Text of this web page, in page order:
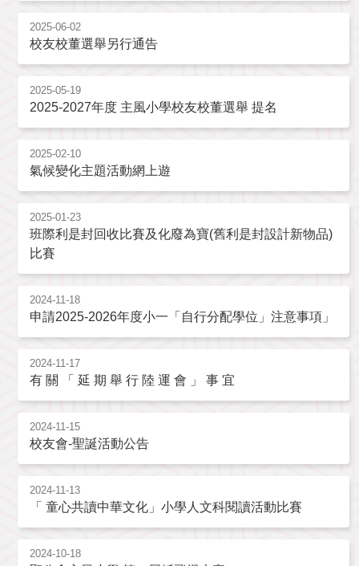
2025-06-02
校友校董選舉另行通告
2025-05-19
2025-2027年度 主風小學校友校董選舉 提名
2025-02-10
氣候變化主題活動網上遊
2025-01-23
班際利是封回收比賽及化廢為寶(舊利是封設計新物品)
比賽
2024-11-18
申請2025-2026年度小一「自行分配學位」注意事項」
2024-11-17
有 關 「 延 期 舉 行 陸 運 會 」 事 宜
2024-11-15
校友會-聖誕活動公告
2024-11-13
「 童心共讀中華文化」小學人文科閱讀活動比賽
2024-10-18